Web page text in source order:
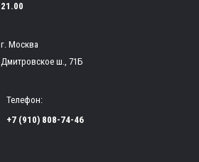
21.00
г. Москва
Дмитровское ш., 71Б
Телефон:
+7 (910) 808-74-46